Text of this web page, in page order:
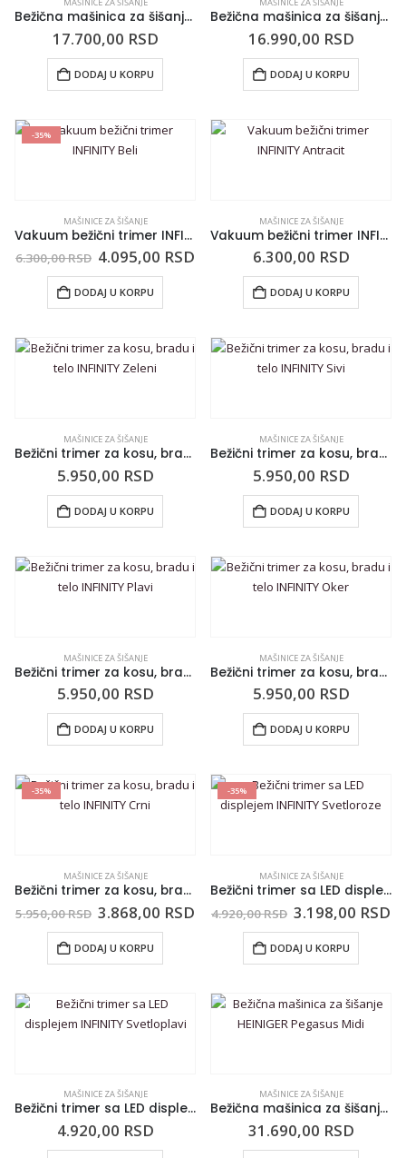
MAŠINICE ZA ŠIŠANJE
Bežična mašinica za šišanje ENVY II
17.700,00 RSD
DODAJ U KORPU
MAŠINICE ZA ŠIŠANJE
Bežična mašinica za šišanje ANDIS Envy Li Galaxy
16.990,00 RSD
DODAJ U KORPU
-35%
MAŠINICE ZA ŠIŠANJE
Vakuum bežični trimer INFINITY Beli
6.300,00RSD 4.095,00 RSD
DODAJ U KORPU
MAŠINICE ZA ŠIŠANJE
Vakuum bežični trimer INFINITY Antracit
6.300,00 RSD
DODAJ U KORPU
MAŠINICE ZA ŠIŠANJE
Bežični trimer za kosu, bradu i telo INFINITY Zeleni
5.950,00 RSD
DODAJ U KORPU
MAŠINICE ZA ŠIŠANJE
Bežični trimer za kosu, bradu i telo INFINITY Sivi
5.950,00 RSD
DODAJ U KORPU
MAŠINICE ZA ŠIŠANJE
Bežični trimer za kosu, bradu i telo INFINITY Plavi
5.950,00 RSD
DODAJ U KORPU
MAŠINICE ZA ŠIŠANJE
Bežični trimer za kosu, bradu i telo INFINITY Oker
5.950,00 RSD
DODAJ U KORPU
-35%
MAŠINICE ZA ŠIŠANJE
Bežični trimer za kosu, bradu i telo INFINITY Crni
5.950,00RSD 3.868,00 RSD
DODAJ U KORPU
-35%
MAŠINICE ZA ŠIŠANJE
Bežični trimer sa LED displejem INFINITY Svetloroze
4.920,00RSD 3.198,00 RSD
DODAJ U KORPU
MAŠINICE ZA ŠIŠANJE
Bežični trimer sa LED displejem INFINITY Svetloplavi
4.920,00 RSD
MAŠINICE ZA ŠIŠANJE
Bežična mašinica za šišanje HEINIGER Pegasus Midi
31.690,00 RSD